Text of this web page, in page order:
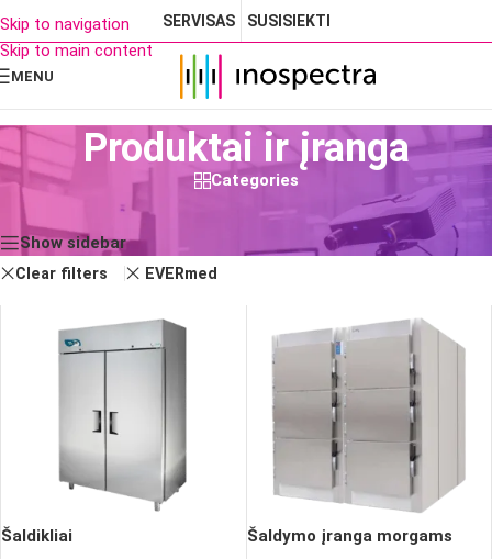
Skip to navigation
Skip to main content
SERVISAS SUSISIEKTI
MENU
Produktai ir įranga
Categories
Rodomi visi rezultatai: 3
Show sidebar
Clear filters EVERmed
Šaldikliai Šaldymo įranga morgams